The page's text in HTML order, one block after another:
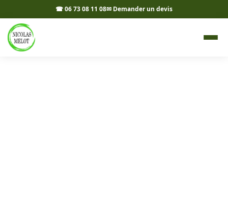
☎ 06 73 08 11 08✉ Demander un devis